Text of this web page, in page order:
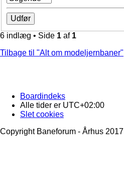
6 indlæg • Side 1 af 1
Tilbage til "Alt om modeljernbaner"
Boardindeks
Alle tider er UTC+02:00
Slet cookies
Copyright Baneforum - Århus 2017